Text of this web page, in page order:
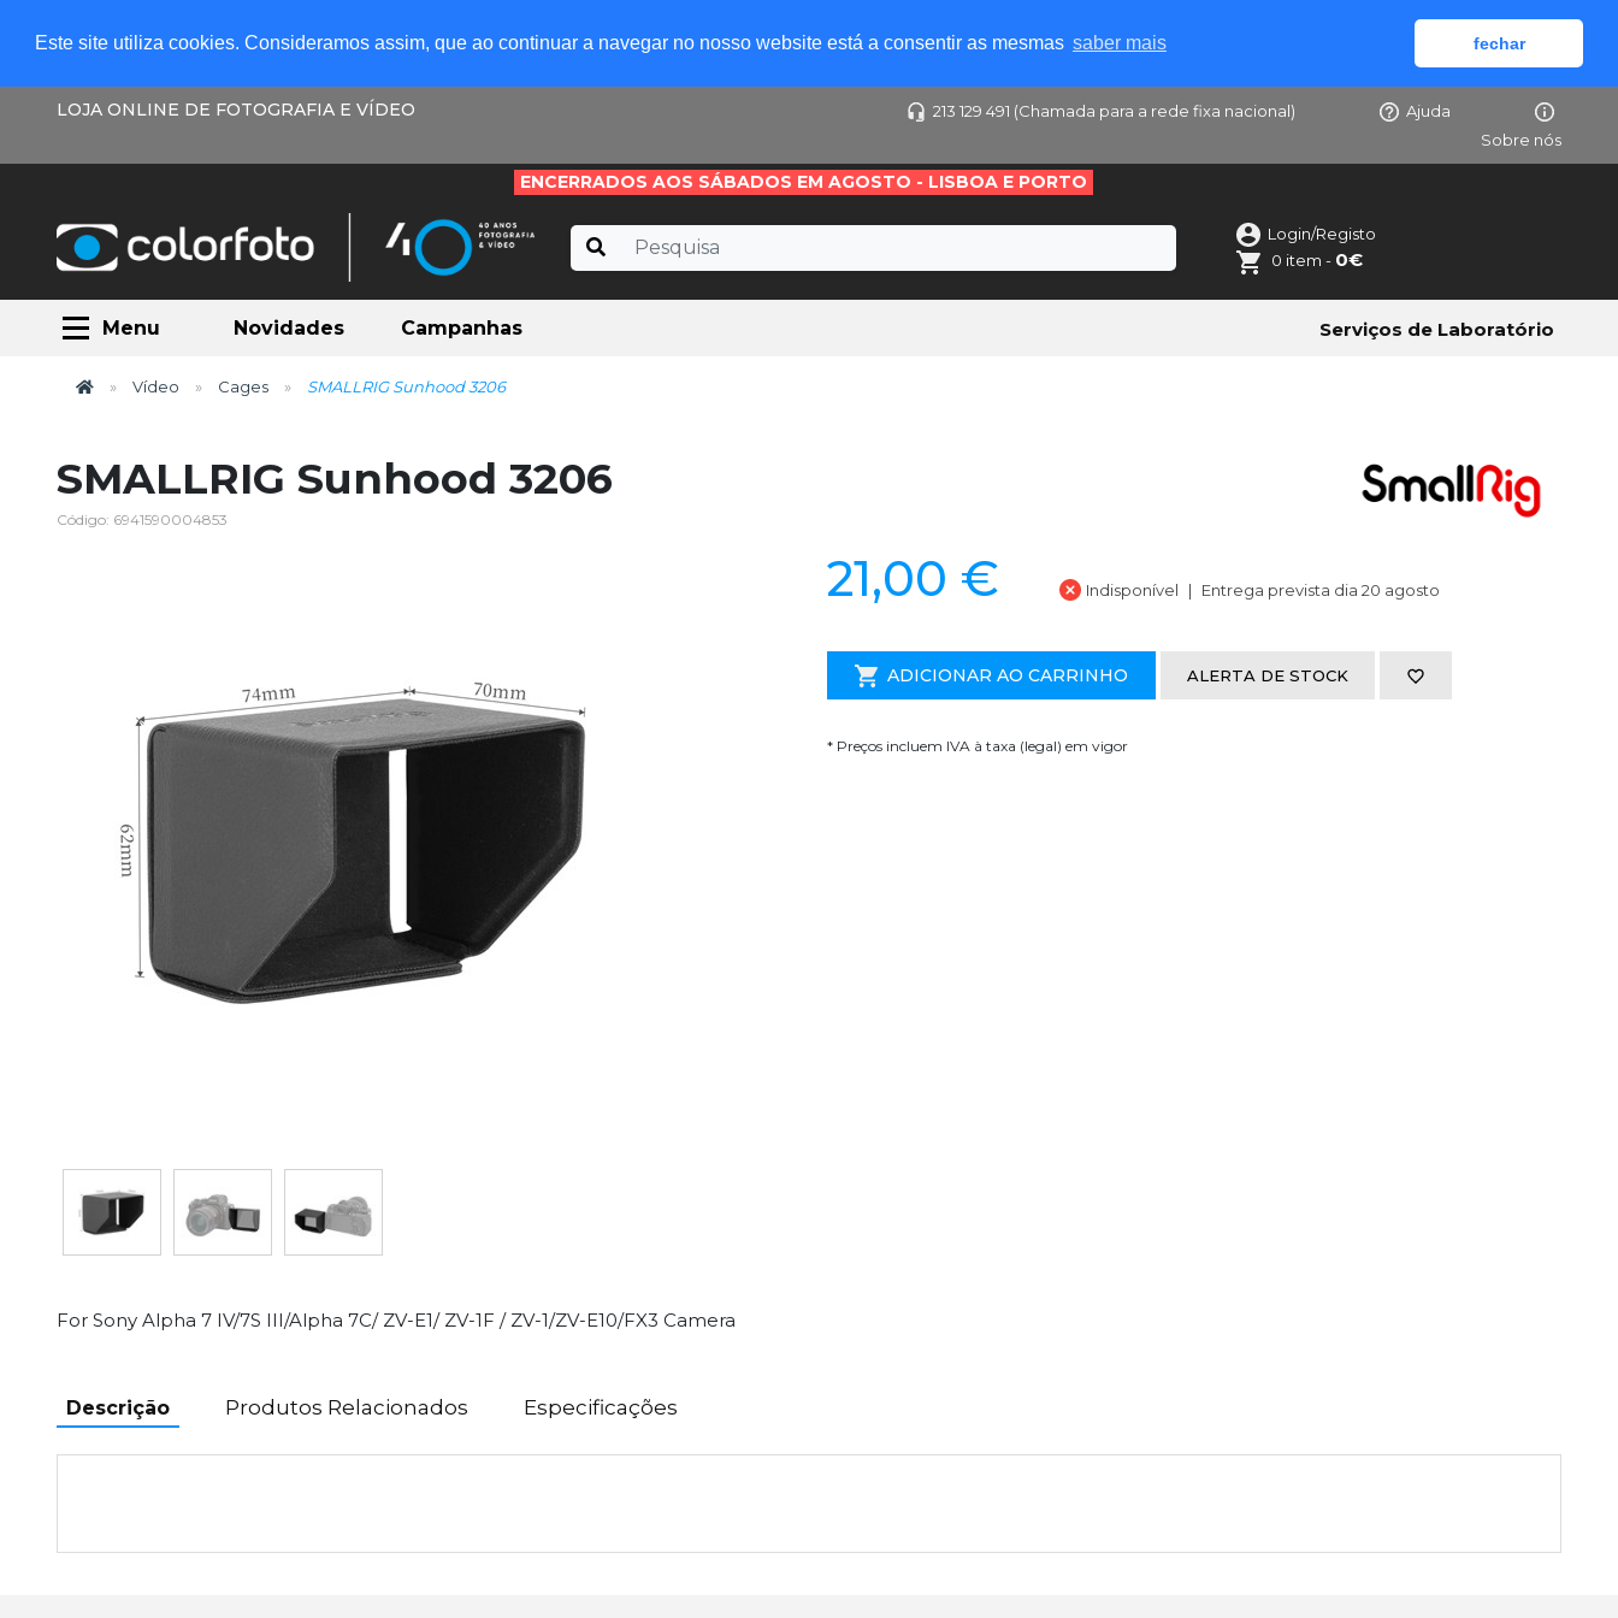
Este site utiliza cookies. Consideramos assim, que ao continuar a navegar no nosso website está a consentir as mesmas saber mais fechar
LOJA ONLINE DE FOTOGRAFIA E VÍDEO 213 129 491 (Chamada para a rede fixa nacional)
Ajuda
Sobre nós
ENCERRADOS AOS SÁBADOS EM AGOSTO - LISBOA E PORTO
Login/Registo
0 item - 0€
Menu Novidades Campanhas Serviços de Laboratório
Vídeo Cages SMALLRIG Sunhood 3206
SMALLRIG Sunhood 3206
Código: 6941590004853
For Sony Alpha 7 IV/7S III/Alpha 7C/ ZV-E1/ ZV-1F / ZV-1/ZV-E10/FX3 Camera
21,00 € Indisponível Entrega prevista dia 20 agosto
ADICIONAR AO CARRINHO ALERTA DE STOCK
* Preços incluem IVA à taxa (legal) em vigor
Descrição Produtos Relacionados Especificações